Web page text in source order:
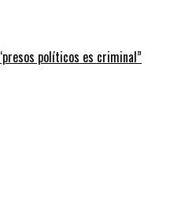
políticos es criminal”